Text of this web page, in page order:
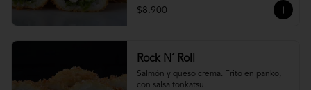
$8.900
Rock N´ Roll
Salmón y queso crema. Frito en panko,
con salsa tonkatsu.